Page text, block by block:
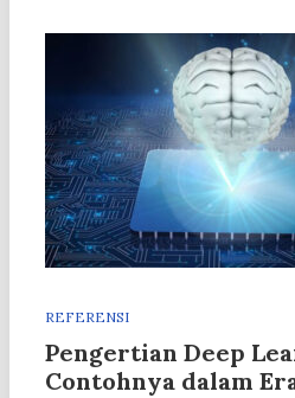
REFERENSI
Pengertian Deep
Contohnya dalam